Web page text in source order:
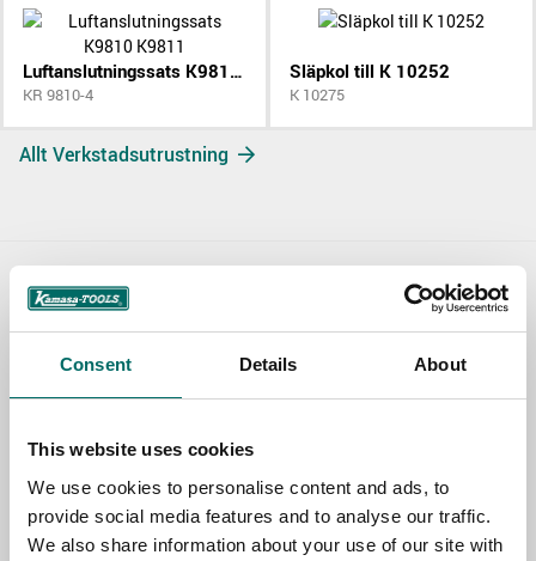
Consent Details About
This website uses cookies
We use cookies to personalise content and ads, to
provide social media features and to analyse our traffic.
We also share information about your use of our site with
Luftanslutningssats K9810 K9811
KR 9810-4
Släpkol till K 10252
K 10275
Allt Verkstadsutrustning
Contact us
NAME
EMAIL